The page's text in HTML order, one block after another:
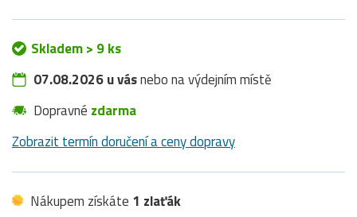
Skladem > 9 ks
07.08.2026 u vásnebo na výdejním místě
Dopravné zdarma
Zobrazit termín doručení a ceny dopravy
Nákupem získáte 1 zlaťák